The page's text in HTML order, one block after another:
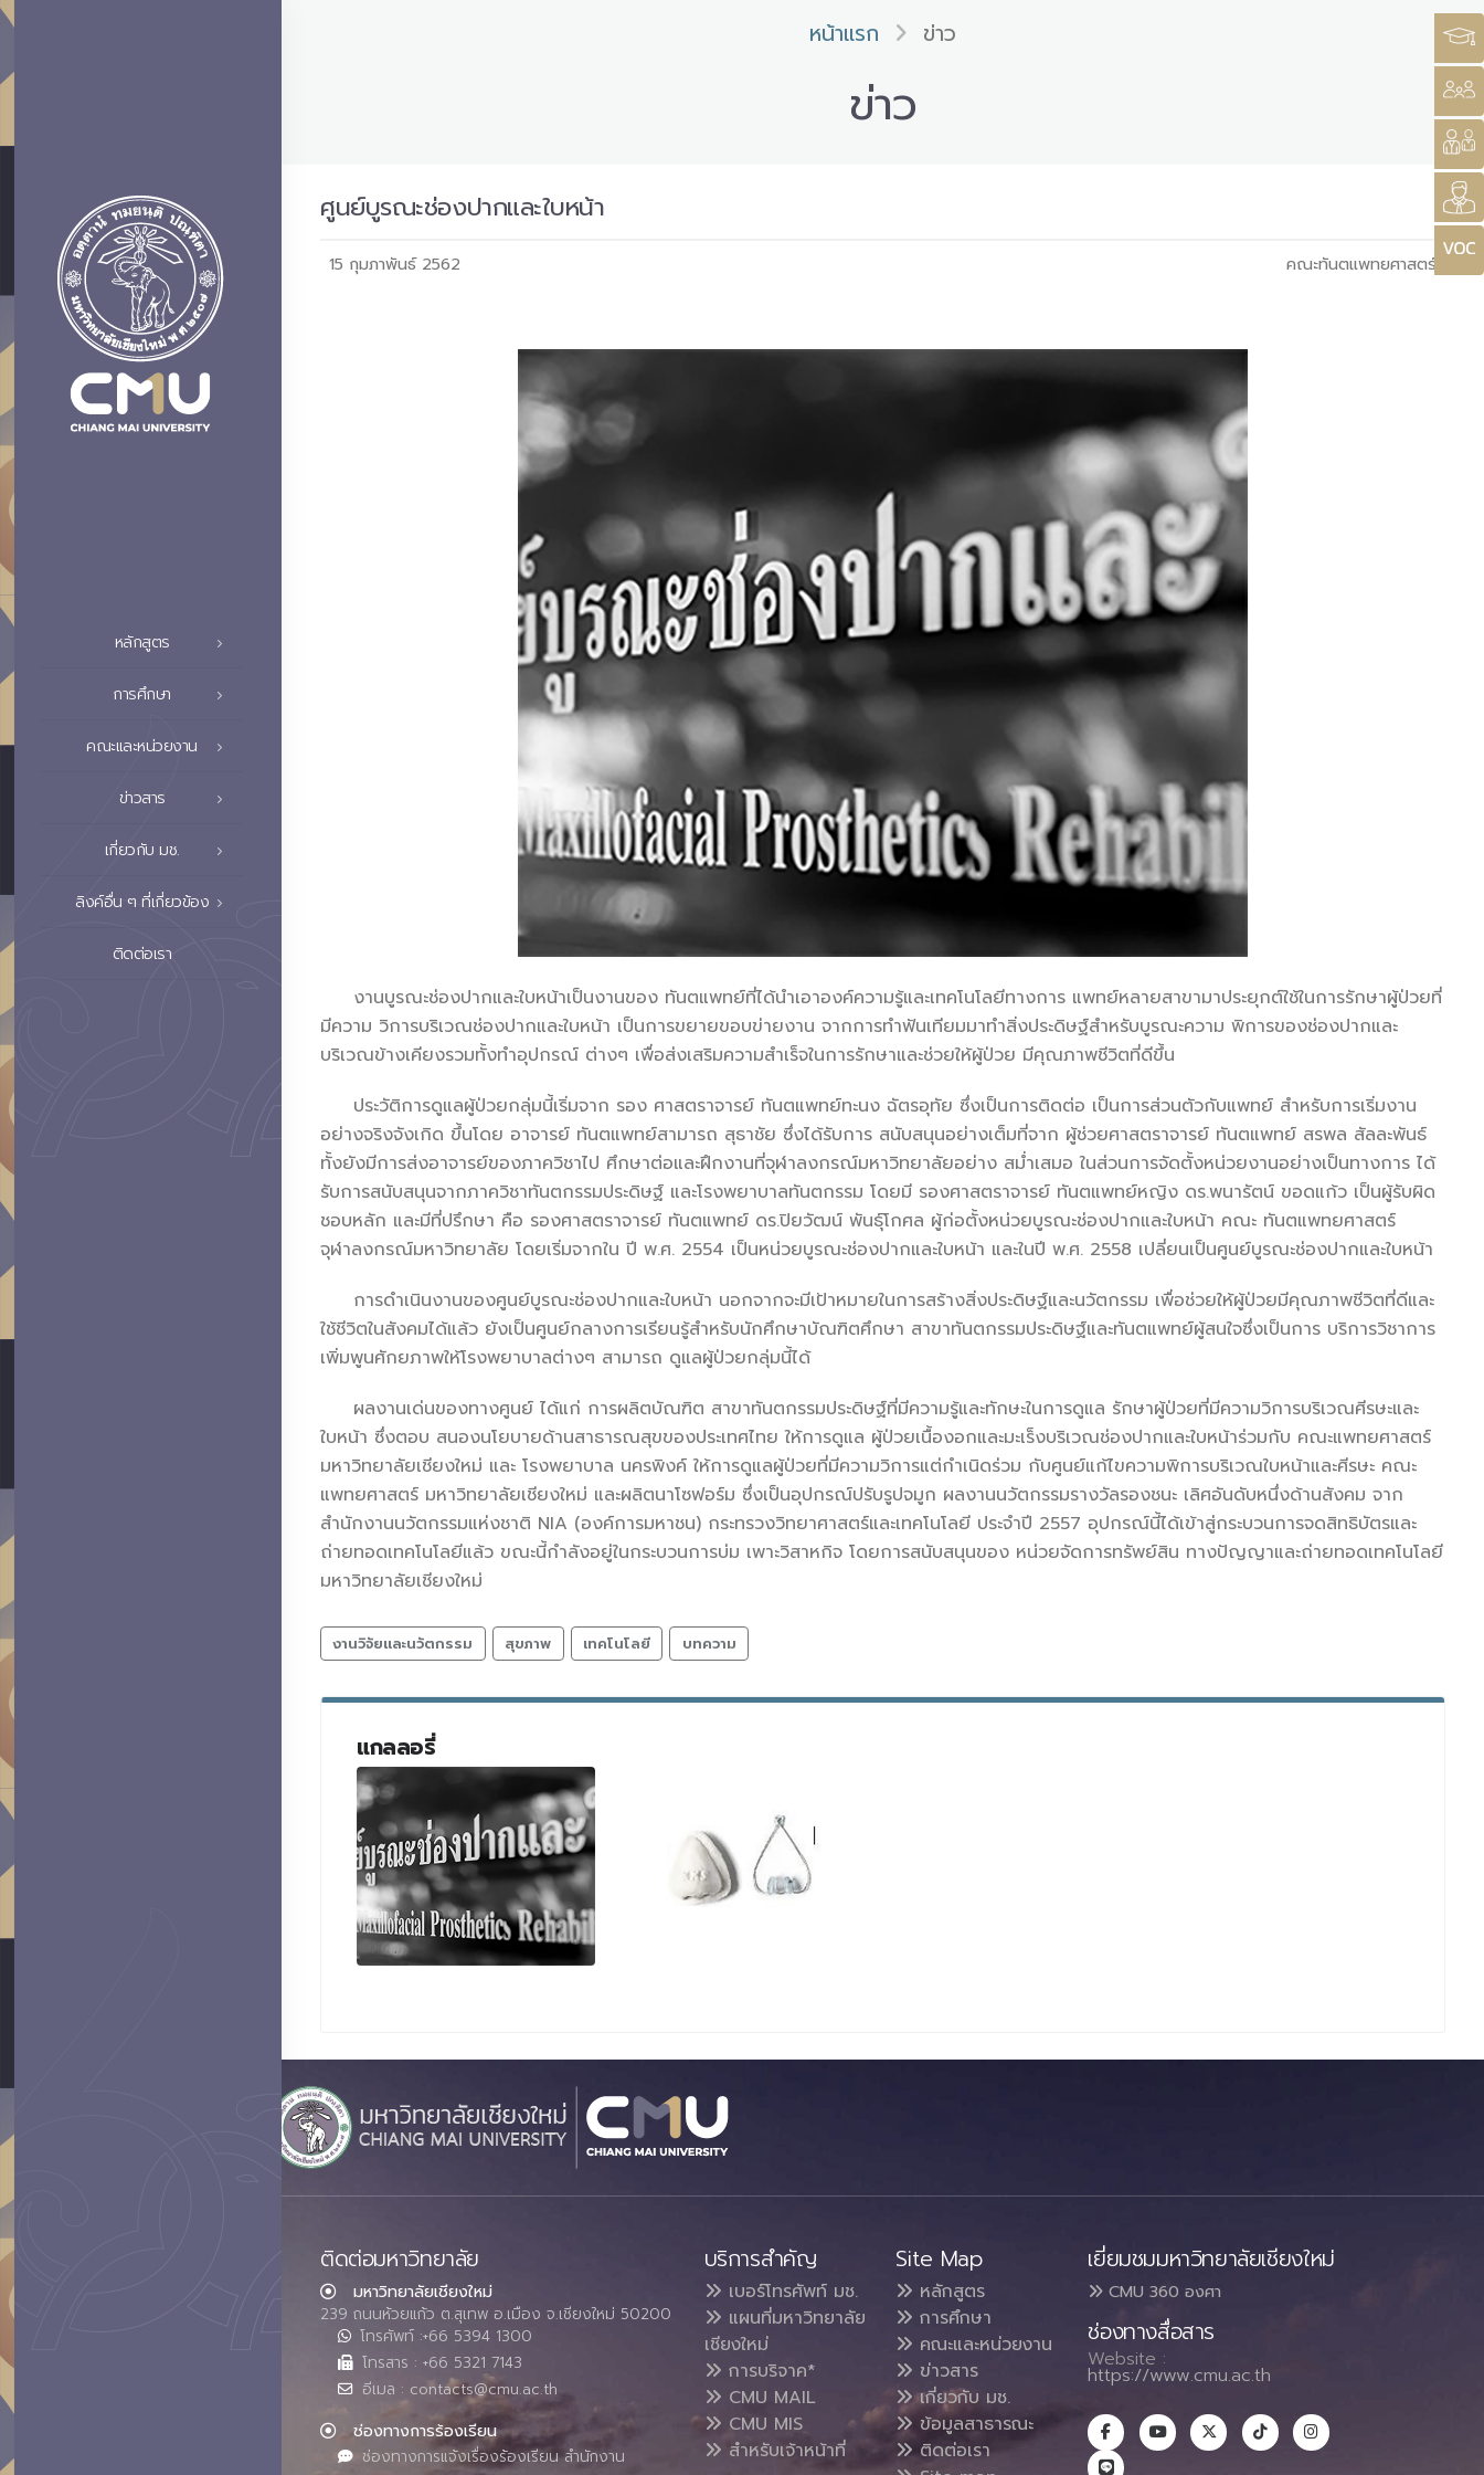
หลักสูตร
การศึกษา
คณะและหน่วยงาน
ข่าวสาร
เกี่ยวกับ มช.
ลิงค์อื่น ๆ ที่เกี่ยวข้อง
ติดต่อเรา
หน้าแรก ข่าว
ข่าว
ศูนย์บูรณะช่องปากและใบหน้า
15 กุมภาพันธ์ 2562 คณะทันตแพทยศาสตร์
งานบูรณะช่องปากและใบหน้าเป็นงานของ ทันตแพทย์ที่ได้นำเอาองค์ความรู้และเทคโนโลยีทางการ แพทย์หลายสาขามาประยุกต์ใช้ในการรักษาผู้ป่วยที่
มีความ วิการบริเวณช่องปากและใบหน้า เป็นการขยายขอบข่ายงาน จากการทำฟันเทียมมาทำสิ่งประดิษฐ์สำหรับบูรณะความ พิการของช่องปากและ
บริเวณข้างเคียงรวมทั้งทำอุปกรณ์ ต่างๆ เพื่อส่งเสริมความสำเร็จในการรักษาและช่วยให้ผู้ป่วย มีคุณภาพชีวิตที่ดีขึ้น
ประวัติการดูแลผู้ป่วยกลุ่มนี้เริ่มจาก รอง ศาสตราจารย์ ทันตแพทย์ทะนง ฉัตรอุทัย ซึ่งเป็นการติดต่อ เป็นการส่วนตัวกับแพทย์ สำหรับการเริ่มงาน
อย่างจริงจังเกิด ขึ้นโดย อาจารย์ ทันตแพทย์สามารถ สุธาชัย ซึ่งได้รับการ สนับสนุนอย่างเต็มที่จาก ผู้ช่วยศาสตราจารย์ ทันตแพทย์ สรพล สัลละพันธ์
ทั้งยังมีการส่งอาจารย์ของภาควิชาไป ศึกษาต่อและฝึกงานที่จุฬาลงกรณ์มหาวิทยาลัยอย่าง สม่ำเสมอ ในส่วนการจัดตั้งหน่วยงานอย่างเป็นทางการ ได้
รับการสนับสนุนจากภาควิชาทันตกรรมประดิษฐ์ และโรงพยาบาลทันตกรรม โดยมี รองศาสตราจารย์ ทันตแพทย์หญิง ดร.พนารัตน์ ขอดแก้ว เป็นผู้รับผิด
ชอบหลัก และมีที่ปรึกษา คือ รองศาสตราจารย์ ทันตแพทย์ ดร.ปิยวัฒน์ พันธุ์โกศล ผู้ก่อตั้งหน่วยบูรณะช่องปากและใบหน้า คณะ ทันตแพทยศาสตร์
จุฬาลงกรณ์มหาวิทยาลัย โดยเริ่มจากใน ปี พ.ศ. 2554 เป็นหน่วยบูรณะช่องปากและใบหน้า และในปี พ.ศ. 2558 เปลี่ยนเป็นศูนย์บูรณะช่องปากและใบหน้า
การดำเนินงานของศูนย์บูรณะช่องปากและใบหน้า นอกจากจะมีเป้าหมายในการสร้างสิ่งประดิษฐ์และนวัตกรรม เพื่อช่วยให้ผู้ป่วยมีคุณภาพชีวิตที่ดีและ
ใช้ชีวิตในสังคมได้แล้ว ยังเป็นศูนย์กลางการเรียนรู้สำหรับนักศึกษาบัณฑิตศึกษา สาขาทันตกรรมประดิษฐ์และทันตแพทย์ผู้สนใจซึ่งเป็นการ บริการวิชาการ
เพิ่มพูนศักยภาพให้โรงพยาบาลต่างๆ สามารถ ดูแลผู้ป่วยกลุ่มนี้ได้
ผลงานเด่นของทางศูนย์ ได้แก่ การผลิตบัณฑิต สาขาทันตกรรมประดิษฐ์ที่มีความรู้และทักษะในการดูแล รักษาผู้ป่วยที่มีความวิการบริเวณศีรษะและ
ใบหน้า ซึ่งตอบ สนองนโยบายด้านสาธารณสุขของประเทศไทย ให้การดูแล ผู้ป่วยเนื้องอกและมะเร็งบริเวณช่องปากและใบหน้าร่วมกับ คณะแพทยศาสตร์
มหาวิทยาลัยเชียงใหม่ และ โรงพยาบาล นครพิงค์ ให้การดูแลผู้ป่วยที่มีความวิการแต่กำเนิดร่วม กับศูนย์แก้ไขความพิการบริเวณใบหน้าและศีรษะ คณะ
แพทยศาสตร์ มหาวิทยาลัยเชียงใหม่ และผลิตนาโซฟอร์ม ซึ่งเป็นอุปกรณ์ปรับรูปจมูก ผลงานนวัตกรรมรางวัลรองชนะ เลิศอันดับหนึ่งด้านสังคม จาก
สำนักงานนวัตกรรมแห่งชาติ NIA (องค์การมหาชน) กระทรวงวิทยาศาสตร์และเทคโนโลยี ประจำปี 2557 อุปกรณ์นี้ได้เข้าสู่กระบวนการจดสิทธิบัตรและ
ถ่ายทอดเทคโนโลยีแล้ว ขณะนี้กำลังอยู่ในกระบวนการบ่ม เพาะวิสาหกิจ โดยการสนับสนุนของ หน่วยจัดการทรัพย์สิน ทางปัญญาและถ่ายทอดเทคโนโลยี
มหาวิทยาลัยเชียงใหม่
งานวิจัยและนวัตกรรม สุขภาพ เทคโนโลยี บทความ
แกลลอรี่
ติดต่อมหาวิทยาลัย
มหาวิทยาลัยเชียงใหม่
239 ถนนห้วยแก้ว ต.สุเทพ อ.เมือง จ.เชียงใหม่ 50200
โทรศัพท์ :+66 5394 1300
โทรสาร : +66 5321 7143
อีเมล : contacts@cmu.ac.th
ช่องทางการร้องเรียน
ช่องทางการแจ้งเรื่องร้องเรียน สำนักงาน
บริการสำคัญ
เบอร์โทรศัพท์ มช.
แผนที่มหาวิทยาลัย
เชียงใหม่
การบริจาค*
CMU MAIL
CMU MIS
สำหรับเจ้าหน้าที่
Site Map
หลักสูตร
การศึกษา
คณะและหน่วยงาน
ข่าวสาร
เกี่ยวกับ มช.
ข้อมูลสาธารณะ
ติดต่อเรา
เยี่ยมชมมหาวิทยาลัยเชียงใหม่
CMU 360 องศา
ช่องทางสื่อสาร
Website :
https://www.cmu.ac.th